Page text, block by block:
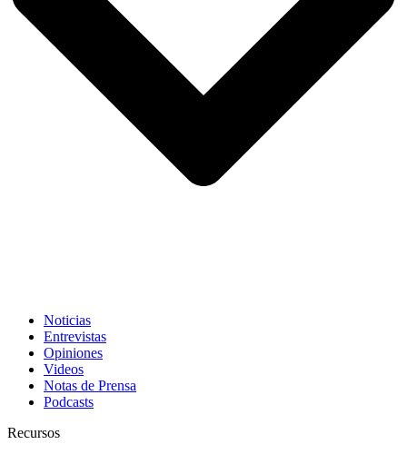
Noticias
Entrevistas
Opiniones
Videos
Notas de Prensa
Podcasts
Recursos